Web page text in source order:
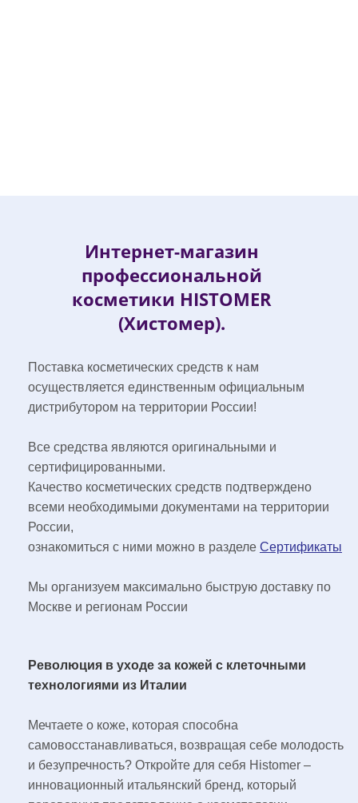
Интернет-магазин
профессиональной
косметики HISTOMER
(Хистомер).
Поставка косметических средств к нам
осуществляется единственным официальным
дистрибутором на территории России!
Все средства являются оригинальными и
сертифицированными.
Качество косметических средств подтверждено
всеми необходимыми документами на территории
России,
ознакомиться с ними можно в разделе Сертификаты
Мы организуем максимально быструю доставку по
Москве и регионам России
Революция в уходе за кожей с клеточными
технологиями из Италии
Мечтаете о коже, которая способна
самовосстанавливаться, возвращая себе молодость
и безупречность? Откройте для себя Histomer –
инновационный итальянский бренд, который